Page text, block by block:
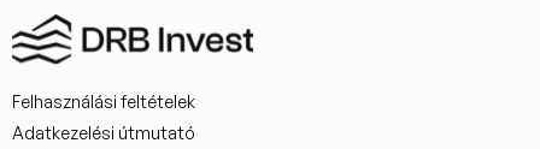
Felhasználási feltételek
Adatkezelési útmutató